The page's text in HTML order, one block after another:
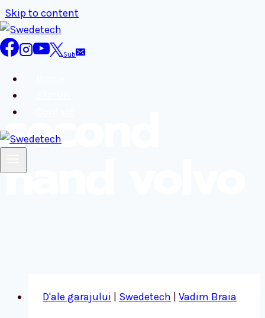
Skip to content
Sub
second
hand volvo
D'ale garajului Swedetech Vadim Braia